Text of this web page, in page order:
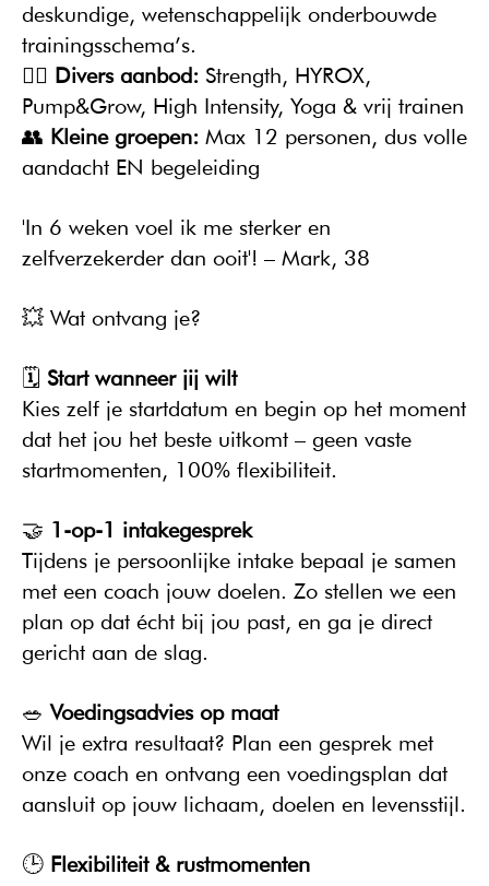
deskundige, wetenschappelijk onderbouwde
trainingsschema’s.
🧘‍♀️ Divers aanbod: Strength, HYROX,
👥 Kleine groepen: Max 12 personen, dus volle
aandacht EN begeleiding
'In 6 weken voel ik me sterker en
zelfverzekerder dan ooit'! – Mark, 38
💥 Wat ontvang je?
🗓️ Start wanneer jij wilt
Kies zelf je startdatum en begin op het moment
dat het jou het beste uitkomt – geen vaste
startmomenten, 100% flexibiliteit.
🤝 1-op-1 intakegesprek
Tijdens je persoonlijke intake bepaal je samen
met een coach jouw doelen. Zo stellen we een
plan op dat écht bij jou past, en ga je direct
gericht aan de slag.
🥗 Voedingsadvies op maat
Wil je extra resultaat? Plan een gesprek met
onze coach en ontvang een voedingsplan dat
aansluit op jouw lichaam, doelen en levensstijl.
🕒 Flexibiliteit & rustmomenten